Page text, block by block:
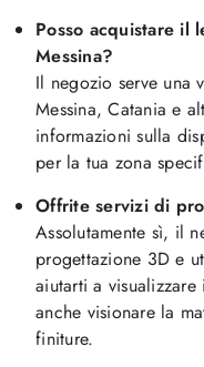
Posso acquistare il
Messina?
Il negozio serve una
Messina, Catania e
informazioni sulla
per la tua zona
Offrite servizi di
Assolutamente sì, il
progettazione 3D e
aiutarti a
anche visionare la
finiture.